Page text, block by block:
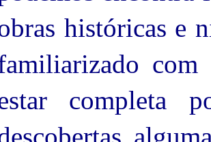
históricas e
completa